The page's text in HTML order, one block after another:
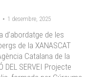
1 desembre, 2025
d’abordatge de les
de la XANASCAT
Catalana de la
DEL SERVEI Projecte